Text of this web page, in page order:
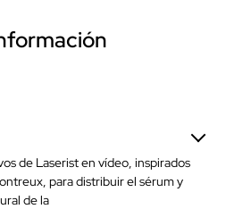
de Laserist en vídeo, inspirados
para distribuir el sérum y
de la